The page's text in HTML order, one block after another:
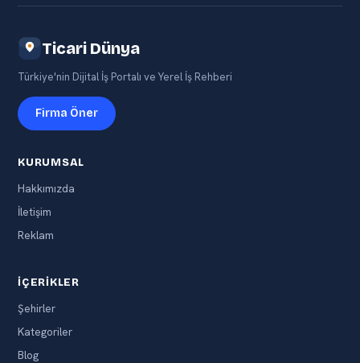
Ticari Dünya
Türkiye'nin Dijital İş Portalı ve Yerel İş Rehberi
Firma Öner
KURUMSAL
Hakkımızda
İletişim
Reklam
İÇERIKLER
Şehirler
Kategoriler
Blog